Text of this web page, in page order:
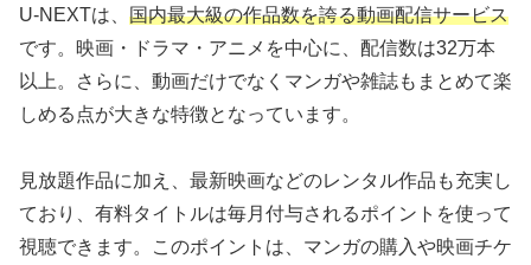
U-NEXTは、 国内最大級の作品数を誇る動画配信サービス
です。映画・ドラマ・アニメを中心に、配信数は32万本
以上。さらに、動画だけでなくマンガや雑誌もまとめて楽
しめる点が大きな特徴となっています。
見放題作品に加え、最新映画などのレンタル作品も充実し
ており、有料タイトルは毎月付与されるポイントを使って
視聴できます。このポイントは、マンガの購入や映画チケ